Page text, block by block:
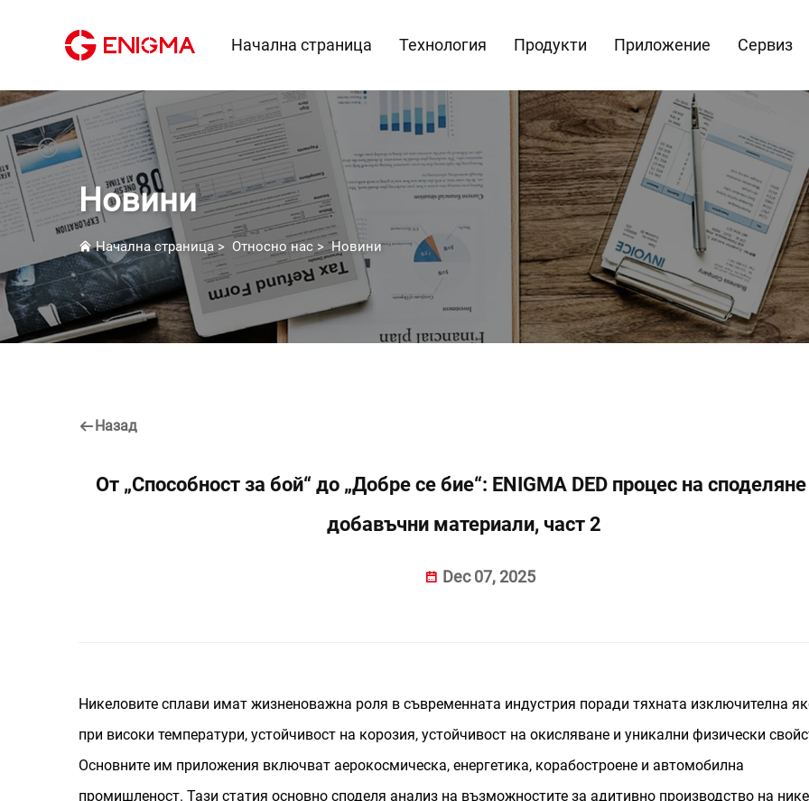
Начална страница Технология Продукти Приложение Сервиз
Новини
Начална страница > Относно нас >Новини
Назад
От „Способност за бой“ до „Добре се бие“: ENIGMA DED процес на
добавъчни материали, част 2
Dec 07, 2025
Никеловите сплави имат жизненоважна роля в съвременната индустрия поради тяхната изключителна
при високи температури, устойчивост на корозия, устойчивост на окисляване и уникални физически
Основните им приложения включват аерокосмическа, енергетика, корабостроене и автомобилна
промишленост. Тази статия основно споделя анализ на възможностите за адитивно производство на